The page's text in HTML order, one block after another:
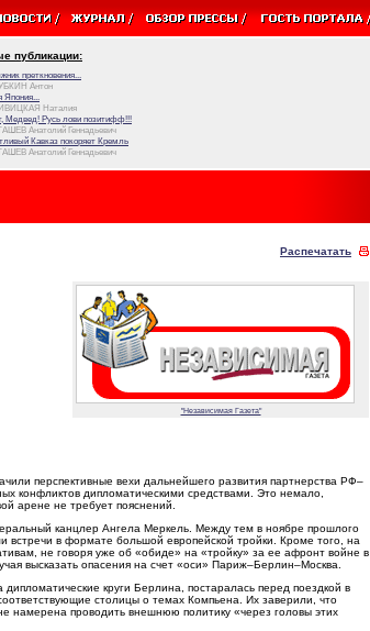
публикации:
преткновения...
Антон
Япония...
Наталия
Медвед! Русь лови позитифф!!!
Анатолий Геннадьевич
Кавказ покоряет Кремль
Анатолий Геннадьевич
Распечатать
"Независимая Газета"
перспективные вехи дальнейшего развития партнерства РФ–
конфликтов дипломатическими средствами. Это немало,
арене не требует пояснений.
канцлер Ангела Меркель. Между тем в ноябре прошлого
встречи в формате большой европейской тройки. Кроме того, на
не говоря уже об «обиде» на «тройку» за ее афронт войне в
высказать опасения на счет «оси» Париж–Берлин–Москва.
круги Берлина, постаралась перед поездкой в
столицы о темах Компьена. Их заверили, что
намерена проводить внешнюю политику «через головы этих